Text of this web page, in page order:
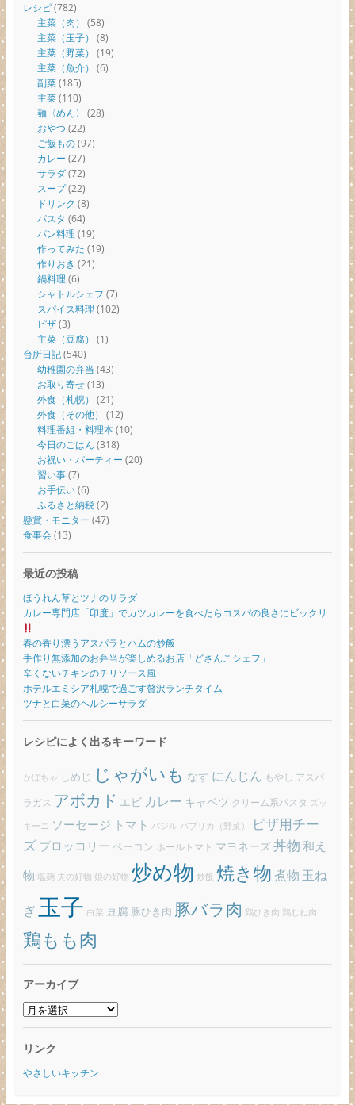
レシピ(782)
主菜（肉） (58)
主菜（玉子） (8)
主菜（野菜） (19)
主菜（魚介） (6)
副菜(185)
主菜(110)
麺〈めん〉 (28)
おやつ (22)
ご飯もの(97)
カレー (27)
サラダ(72)
スープ(22)
ドリンク (8)
パスタ (64)
パン料理 (19)
作ってみた (19)
作りおき (21)
鍋料理 (6)
シャトルシェフ (7)
スパイス料理 (102)
ピザ(3)
主菜（豆腐） (1)
台所日記(540)
幼稚園の弁当 (43)
お取り寄せ(13)
外食（札幌） (21)
外食（その他） (12)
料理番組・料理本(10)
今日のごはん (318)
お祝い・パーティー (20)
習い事(7)
お手伝い(6)
ふるさと納税(2)
懸賞・モニター (47)
食事会(13)
最近の投稿
ほうれん草とツナのサラダ
カレー専門店「印度」でカツカレーを食べたらコスパの良さにビックリ
春の香り漂うアスパラとハムの炒飯
手作り無添加のお弁当が楽しめるお店「どさんこシェフ」
辛くないチキンのチリソース風
ホテルエミシア札幌で過ごす贅沢ランチタイム
ツナと白菜のヘルシーサラダ
レシピによく出るキーワード
かぼちゃ しめじ じゃがいも なす にんじん もやし アスパ
ラガス アボカド エビ カレー キャベツ クリーム系パスタ ズッ
キーニ ソーセージ トマト バジル パプリカ（野菜）
ピザ用チー
ズ ブロッコリー ベーコン ホールトマト マヨネーズ丼物 和え
物 塩麹 夫の好物 娘の好物 炒め物 炒飯 焼き物煮物 玉ね
ぎ 玉子 白菜 豆腐 豚ひき肉 豚バラ肉 鶏ひき肉 鶏むね肉
鶏もも肉
アーカイブ
ア
イ
ブ
リンク
やさしいキッチン